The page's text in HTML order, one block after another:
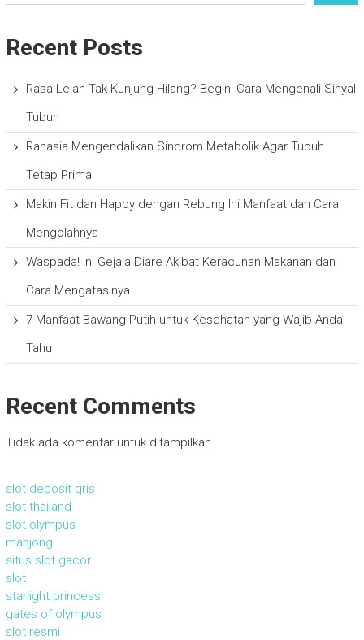
Recent Posts
Rasa Lelah Tak Kunjung Hilang? Begini Cara Mengenali Sinyal
Tubuh
Rahasia Mengendalikan Sindrom Metabolik Agar Tubuh
Tetap Prima
Makin Fit dan Happy dengan Rebung Ini Manfaat dan Cara
Mengolahnya
Waspada! Ini Gejala Diare Akibat Keracunan Makanan dan
Cara Mengatasinya
7 Manfaat Bawang Putih untuk Kesehatan yang Wajib Anda
Tahu
Recent Comments
Tidak ada komentar untuk ditampilkan.
slot deposit qris
slot thailand
slot olympus
mahjong
situs slot gacor
slot
starlight princess
gates of olympus
slot resmi